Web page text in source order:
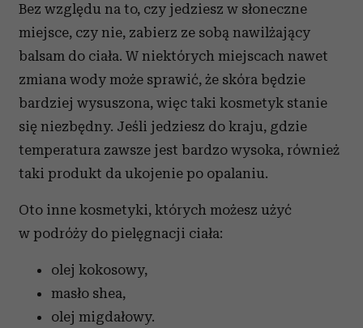
Bez względu na to, czy jedziesz w słoneczne
miejsce, czy nie, zabierz ze sobą nawilżający
balsam do ciała. W niektórych miejscach nawet
zmiana wody może sprawić, że skóra będzie
bardziej wysuszona, więc taki kosmetyk stanie
się niezbędny. Jeśli jedziesz do kraju, gdzie
temperatura zawsze jest bardzo wysoka, również
taki produkt da ukojenie po opalaniu.
Oto inne kosmetyki, których możesz użyć
w podróży do pielęgnacji ciała:
olej kokosowy,
masło shea,
olej migdałowy.